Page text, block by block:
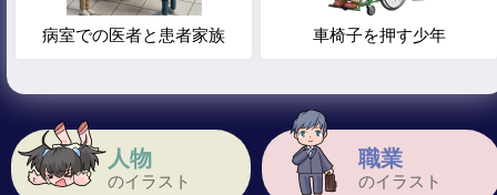
人物
のイラスト
職業
のイラスト
病室での医者と患者家族 車椅子を押す少年